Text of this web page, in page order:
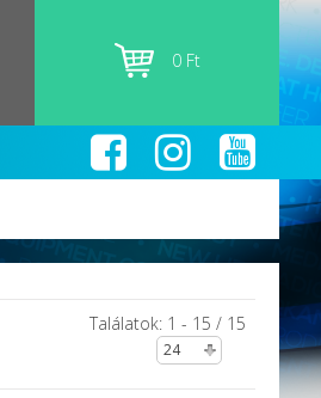
0 Ft
Találatok: 1 - 15 / 15